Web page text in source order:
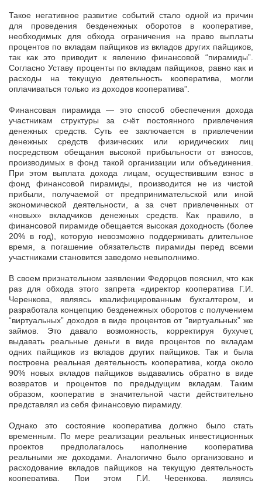
Такое негативное развитие событий стало одной из причин
для проведения безденежных оборотов в кооперативе,
необходимых для обхода ограничения на право выплаты
процентов по вкладам пайщиков из вкладов других пайщиков,
так как это приводит к явлению финансовой “пирамиды”.
Согласно Уставу проценты по вкладам пайщиков, равно как и
расходы на текущую деятельность кооператива, могли
оплачиваться только из доходов кооператива”.
Финансовая пирамида — это способ обеспечения дохода
участникам структуры за счёт постоянного привлечения
денежных средств. Суть ее заключается в привлечении
денежных средств физических или юридических лиц
посредством обещания высокой прибыльности от взносов,
производимых в фонд такой организации или объединения.
При этом выплата дохода лицам, осуществившим взнос в
фонд финансовой пирамиды, производится не из чистой
прибыли, получаемой от предпринимательской или иной
экономической деятельности, а за счет привлеченных от
«новых» вкладчиков денежных средств. Как правило, в
финансовой пирамиде обещается высокая доходность (более
20% в год), которую невозможно поддерживать длительное
время, а погашение обязательств пирамиды перед всеми
участниками становится заведомо невыполнимо.
В своем признательном заявлении Федорцов пояснил, что как
раз для обхода этого запрета «директор кооператива Г.И.
Черенкова, являясь квалифицированным бухгалтером, и
разработала концепцию безденежных оборотов с получением
“виртуальных” доходов в виде процентов от “виртуальных” же
займов. Это давало возможность, корректируя бухучет,
выдавать реальные деньги в виде процентов по вкладам
одних пайщиков из вкладов других пайщиков. Так и была
построена реальная деятельность кооператива, когда около
90% новых вкладов пайщиков выдавались обратно в виде
возвратов и процентов по предыдущим вкладам. Таким
образом, кооператив в значительной части действительно
представлял из себя финансовую пирамиду.
Однако это состояние кооператива должно было стать
временным. По мере реализации реальных инвестиционных
проектов предполагалось наполнение кооператива
реальными же доходами. Аналогично было организовано и
расходование вкладов пайщиков на текущую деятельность
кооператива. При этом Г.И. Черенкова, являясь